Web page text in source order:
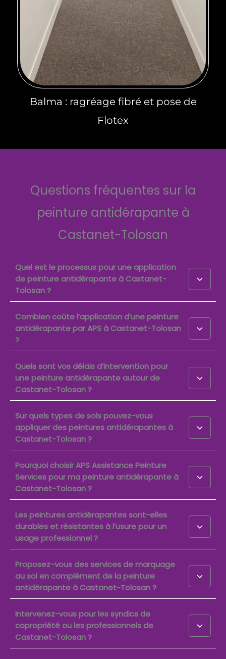
Balma : ragréage fibré et pose de
Flotex
Questions fréquentes sur la
peinture antidérapante à
Castanet-Tolosan
Quel est le processus pour une application
de peinture antidérapante à Castanet-
Tolosan ?
Combien coûte l’application d’une peinture
antidérapante par APS à Castanet-Tolosan
?
Quels sont vos délais d’intervention pour
une peinture antidérapante autour de
Castanet-Tolosan ?
Sur quels types de sols pouvez-vous
appliquer des peintures antidérapantes à
Castanet-Tolosan ?
Pourquoi choisir APS Assistance Peinture
Services pour ma peinture antidérapante à
Castanet-Tolosan ?
Les peintures antidérapantes sont-elles
durables et résistantes à l’usure pour un
usage professionnel ?
Proposez-vous des services de marquage
au sol en complément de la peinture
antidérapante à Castanet-Tolosan ?
Intervenez-vous pour les syndics de
copropriété ou les professionnels de
Castanet-Tolosan ?